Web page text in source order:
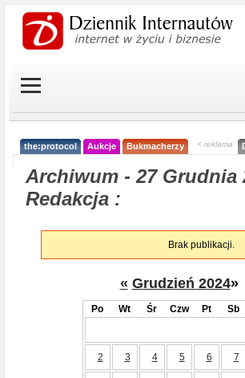
the:protocol Aukcje Bukmacherzy < reklama
Archiwum - 27 Grudnia
Redakcja :
Brak publikacji.
« Grudzień 2024»
Po Wt Śr Czw Pt Sb
2 3 4 5 6 7